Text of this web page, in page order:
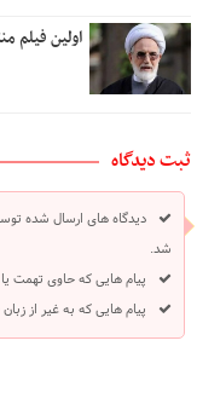
اولین فیلم
ثبت دیدگاه
دیدگاه های ارسال شده
شد.
پیام هایی که حاوی تهمت
پیام هایی که به غیر از